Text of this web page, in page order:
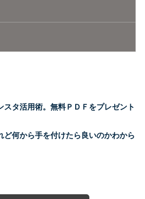
スタ活用術。無料ＰＤＦをプレゼント
ど何から手を付けたら良いのかわから